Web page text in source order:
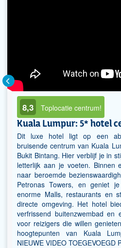
8,3 Toplocatie centrum!
Kuala Lumpur: 5* hotel
Dit luxe hotel ligt op een
bruisende centrum van Kuala
Bukit Bintang. Hier verblijf je in
letterlijk aan je voeten. Binnen
naar beroemde
Petronas Towers, en geniet
enorme Malls, restaurants en
directe omgeving. Het hotel
verfrissend buitenzwembad en
voor reizigers die willen
hoogtepunten van Kuala
NIEUWE VIDEO TOEGEVOEGD